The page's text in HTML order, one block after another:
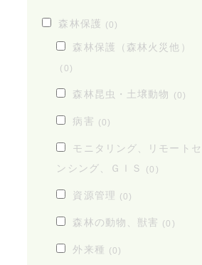
森林保護 (0)
森林保護（森林火災他）
(0)
森林昆虫・土壌動物 (0)
病害 (0)
モニタリング、リモートセ
ンシング、ＧＩＳ
(0)
資源管理 (0)
森林の動物、獣害 (0)
外来種 (0)